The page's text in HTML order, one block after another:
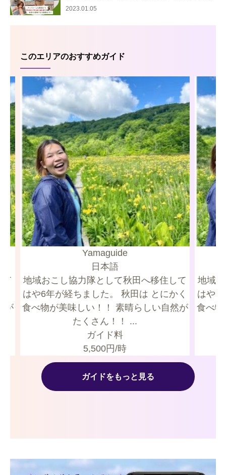
2023.01.05
このエリアのおすすめガイド
て
が
Yamaguide
日本語
地域おこし協力隊として秋田へ移住して
はや6年が経ちました。 秋田は とにかく
食べ物が美味しい！！ 素晴らしい自然が
たくさん！！ ...
ガイド料
5,500円/時
地域
はや6年が
食べ
ガイドをもっと見る